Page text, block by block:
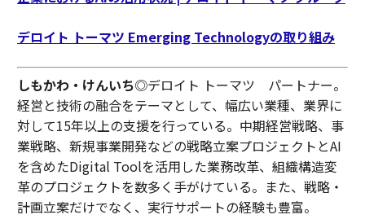
デロイト トーマツ Emerging Technologyの取り組み
しもかわ・けんいち◎デロイト トーマツ パートナー。
経営と技術の融合をテーマとして、幅広い業種、業界に
対して15年以上の支援を行っている。中期経営戦略、事
業戦略、新規事業開発などの戦略立案プロジェクトとAI
を含めたDigital Toolを活用した業務改革、組織構造変
革のプロジェクトを数多く手がけている。また、戦略・
計画立案だけでなく、実行サポートの経験も豊富。